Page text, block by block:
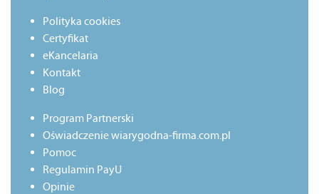
Polityka cookies
Certyfikat
eKancelaria
Kontakt
Blog
Program Partnerski
Oświadczenie wiarygodna-firma.com.pl
Pomoc
Regulamin PayU
Opinie